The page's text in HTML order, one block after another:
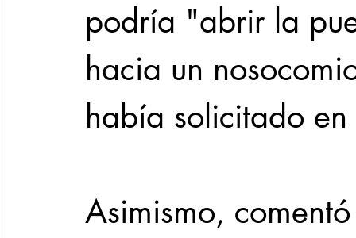
podría "abrir la
hacia un
había solicitado
Asimismo,